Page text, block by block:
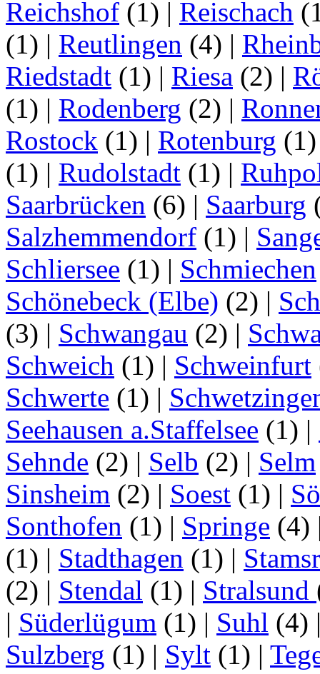
Reichshof (1) | Reischach
(1) | Reutlingen (4) |
Riedstadt (1) | Riesa (2) |
(1) | Rodenberg (2) |
Rostock (1) | Rotenburg
(1) | Rudolstadt (1) |
Saarbrücken (6) | Saarburg
Salzhemmendorf (1) |
Schliersee (1) | Schmiechen
Schönebeck (Elbe) (2) |
(3) | Schwangau (2) |
Schweich (1) | Schweinfurt
Schwerte (1) |
Seehausen a.Staffelsee (1) |
Sehnde (2) | Selb (2) | Selm
Sinsheim (2) | Soest (1) |
Sonthofen (1) | Springe (4)
(1) | Stadthagen (1) |
(2) | Stendal (1) | Stralsund
| Süderlügum (1) | Suhl (4)
Sulzberg (1) | Sylt (1) |